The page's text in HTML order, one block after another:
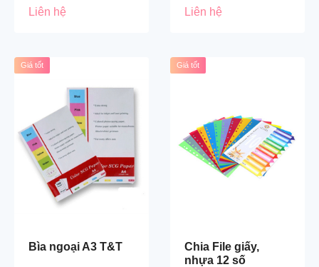
Liên hệ
Liên hệ
Giá tốt
Bìa ngoại A3 T&T
Giá tốt
Chia File giấy,
nhựa 12 số